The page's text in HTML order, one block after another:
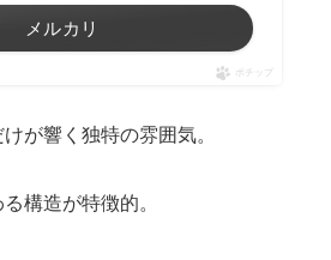
メルカリ
ポチップ
が響く独特の雰囲気。
構造が特徴的。